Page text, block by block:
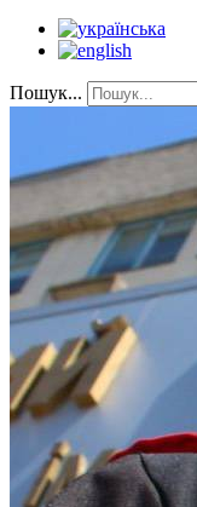
Пошук...